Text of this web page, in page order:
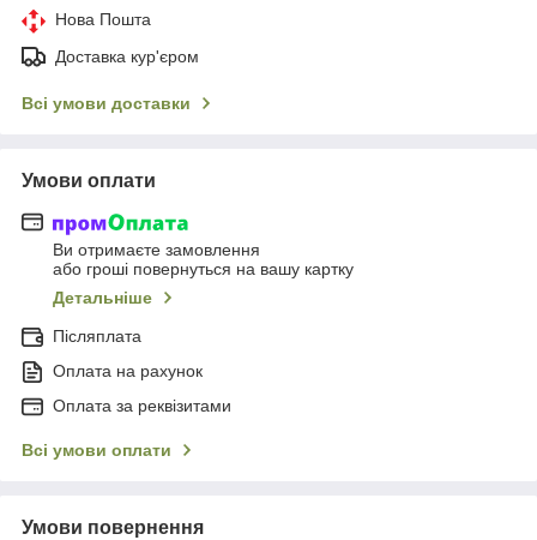
Нова Пошта
Доставка кур'єром
Всі умови доставки
Умови оплати
Ви отримаєте замовлення
або гроші повернуться на вашу картку
Детальніше
Післяплата
Оплата на рахунок
Оплата за реквізитами
Всі умови оплати
Умови повернення